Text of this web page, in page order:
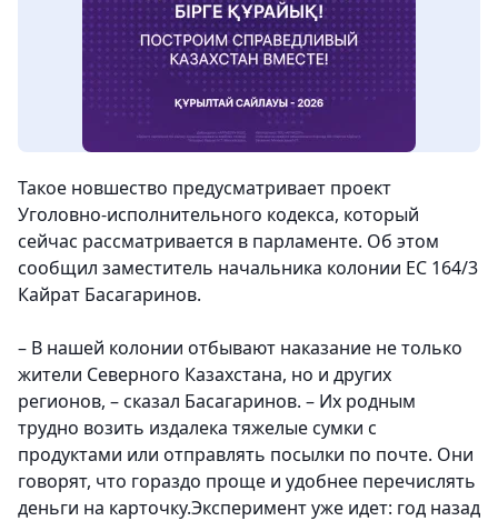
Такое новшество предусматривает проект
Уголовно-исполнительного кодекса, который
сейчас рассматривается в парламенте. Об этом
сообщил заместитель начальника колонии ЕС 164/3
Кайрат Басагаринов.
– В нашей колонии отбывают наказание не только
жители Северного Казахстана, но и других
регионов, – сказал Басагаринов. – Их родным
трудно возить издалека тяжелые сумки с
продуктами или отправлять посылки по почте. Они
говорят, что гораздо проще и удобнее перечислять
деньги на карточку.Эксперимент уже идет: год назад